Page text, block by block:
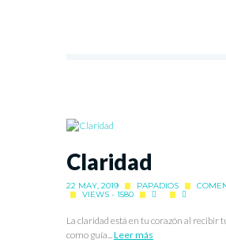
Claridad
22 MAY, 2019 PAPADIOS
VIEWS - 1580
La claridad está en tu corazón al recibir
como guía...Leer más